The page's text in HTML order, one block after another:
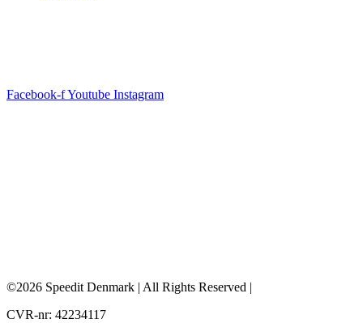
Facebook-fYoutube Instagram
©2026 Speedit Denmark | All Rights Reserved |
CVR-nr: 42234117